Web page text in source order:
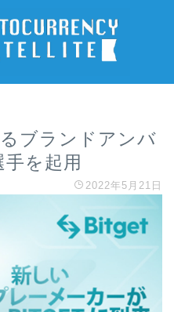
ブランドアンバ
を起用
2022年5月21日